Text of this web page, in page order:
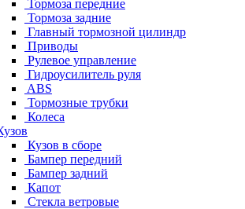
Тормоза передние
Тормоза задние
Главный тормозной цилиндр
Приводы
Рулевое управление
Гидроусилитель руля
ABS
Тормозные трубки
Колеса
Кузов в сборе
Бампер передний
Бампер задний
Капот
Стекла ветровые